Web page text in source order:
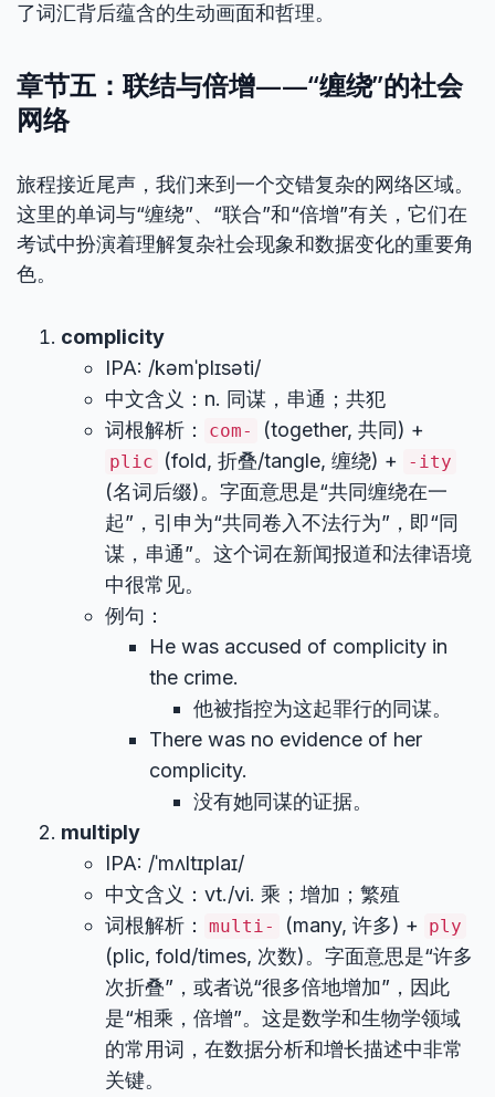
了词汇背后蕴含的生动画面和哲理。
章节五：联结与倍增——“缠绕”的社会
网络
旅程接近尾声，我们来到一个交错复杂的网络区域。
这里的单词与“缠绕”、“联合”和“倍增”有关，它们在
考试中扮演着理解复杂社会现象和数据变化的重要角
色。
complicity
IPA: /kəmˈplɪsəti/
中文含义：n. 同谋，串通；共犯
词根解析：
com- (together, 共同) +
plic (fold, 折叠/tangle, 缠绕) + -ity
(名词后缀)。字面意思是“共同缠绕在一
起”，引申为“共同卷入不法行为”，即“同
谋，串通”。这个词在新闻报道和法律语境
中很常见。
例句：
He was accused of complicity in
the crime.
他被指控为这起罪行的同谋。
There was no evidence of her
complicity.
没有她同谋的证据。
multiply
IPA: /ˈmʌltɪplaɪ/
中文含义：vt./vi. 乘；增加；繁殖
词根解析：
multi- (many, 许多) + ply
(plic, fold/times, 次数)。字面意思是“许多
次折叠”，或者说“很多倍地增加”，因此
是“相乘，倍增”。这是数学和生物学领域
的常用词，在数据分析和增长描述中非常
关键。